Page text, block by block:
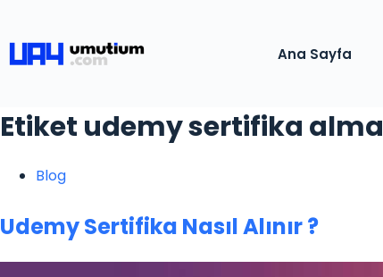
Ana Sayfa
Etiket udemy sertifika alma
Blog
Udemy Sertifika Nasıl Alınır ?